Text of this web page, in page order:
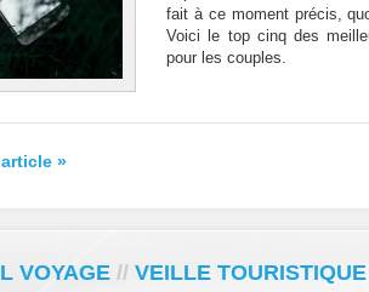
fait à ce moment précis,
Voici le top cinq des
pour les couples.
»
VOYAGE // VEILLE TOURISTIQUE